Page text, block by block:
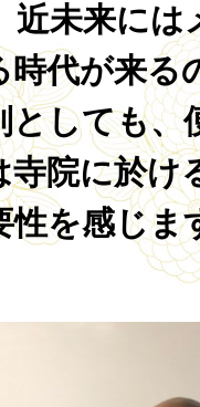
近未来に
時代が来る
としても、
寺院に於け
性を感じま